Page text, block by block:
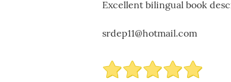
Excellent bilingual book
srdep11@hotmail.com